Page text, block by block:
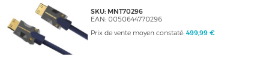
SKU: MNT70296
EAN: 0050644770296
Prix de vente moyen constaté: 499,99 €